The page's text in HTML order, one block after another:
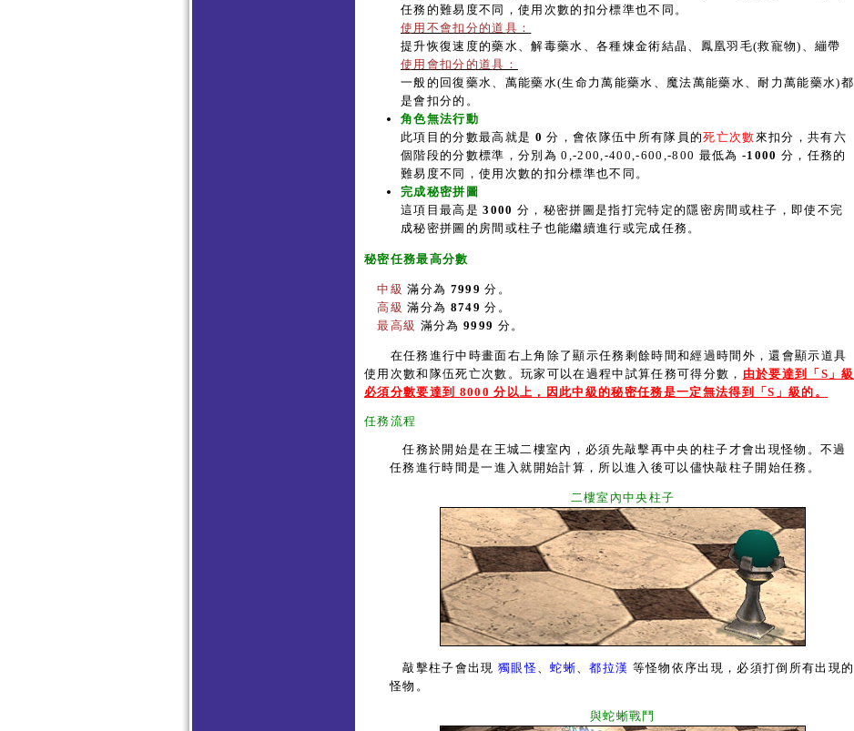
任務的難易度不同，使用次數的扣分標準也不同。
使用不會扣分的道具：
提升恢復速度的藥水、解毒藥水、各種煉金術結晶、鳳凰羽毛(救寵物)、繃帶
使用會扣分的道具：
一般的回復藥水、萬能藥水(生命力萬能藥水、魔法萬能藥水、耐力萬能藥水)都
是會扣分的。
角色無法行動
此項目的分數最高就是 0 分，會依隊伍中所有隊員的死亡次數來扣分，共有六
個階段的分數標準，分別為 0,-200,-400,-600,-800 最低為 -1000 分，任務的
難易度不同，使用次數的扣分標準也不同。
完成秘密拼圖
這項目最高是3000 分，秘密拼圖是指打完特定的隱密房間或柱子，即使不完
成秘密拼圖的房間或柱子也能繼續進行或完成任務。
秘密任務最高分數
中級 滿分為 7999分。
高級 滿分為 8749分。
最高級 滿分為9999 分。
在任務進行中時畫面右上角除了顯示任務剩餘時間和經過時間外，還會顯示道具
使用次數和隊伍死亡次數。玩家可以在過程中試算任務可得分數， 由於要達到「S」級
必須分數要達到 8000 分以上，因此中級的秘密任務是一定無法得到「S」級的。
任務流程
任務於開始是在王城二樓室內，必須先敲擊再中央的柱子才會出現怪物。不過
任務進行時間是一進入就開始計算，所以進入後可以儘快敲柱子開始任務。
二樓室內中央柱子
敲擊柱子會出現獨眼怪 、蛇蜥 、都拉漢 等怪物依序出現，必須打倒所有出現的
怪物。
與蛇蜥戰鬥